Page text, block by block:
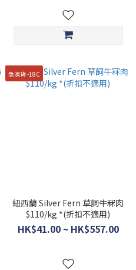
急凍貨 -18C
紐西蘭 Silver Fern 草飼牛冧肉
$110/kg *(折扣不適用)
HK$41.00 ~ HK$557.00